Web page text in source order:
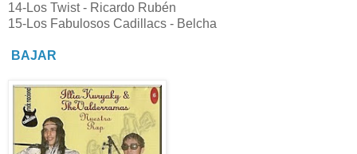
14-Los Twist - Ricardo Rubén
15-Los Fabulosos Cadillacs - Belcha
BAJAR